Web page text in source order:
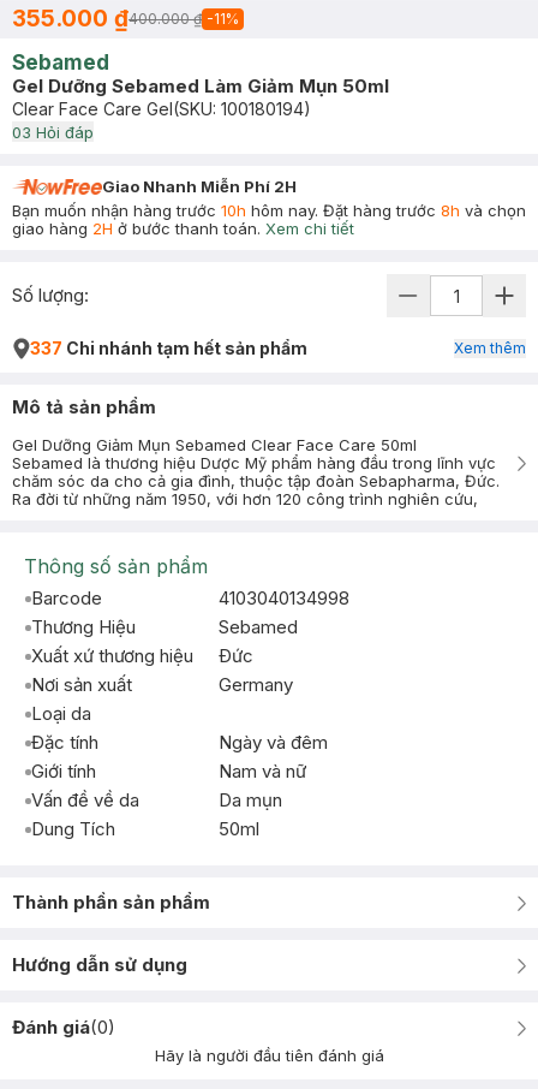
355.000 ₫400.000 ₫ -11%
Sebamed
Gel Dưỡng Sebamed Làm Giảm Mụn 50ml
Clear Face Care Gel(SKU: 100180194)
03 Hỏi đáp
Giao Nhanh Miễn Phí 2H
Bạn muốn nhận hàng trước 10h hôm nay. Đặt hàng trước 8h và chọn
giao hàng 2H ở bước thanh toán. Xem chi tiết
Số lượng:
337 Chi nhánh tạm hết sản phẩm Xem thêm
Mô tả sản phẩm
Gel Dưỡng Giảm Mụn Sebamed Clear Face Care 50ml
Sebamed là thương hiệu Dược Mỹ phẩm hàng đầu trong lĩnh vực
chăm sóc da cho cả gia đình, thuộc tập đoàn Sebapharma, Đức.
Ra đời từ những năm 1950, với hơn 120 công trình nghiên cứu,
Thông số sản phẩm
Barcode
4103040134998
Thương Hiệu
Sebamed
Xuất xứ thương hiệu
Ðức
Nơi sản xuất
Germany
Loại da
Đặc tính
Ngày và đêm
Giới tính
Nam và nữ
Vấn đề về da
Da mụn
Dung Tích
50ml
Thành phần sản phẩm
Hướng dẫn sử dụng
Đánh giá(0)
Hãy là người đầu tiên đánh giá